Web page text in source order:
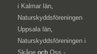
i Kalmar län,
Naturskyddsföreningen
Uppsala län,
Naturskyddsföreningen i
Skåne och Oss -